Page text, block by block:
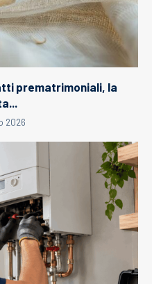
prematrimoniali, la
2026